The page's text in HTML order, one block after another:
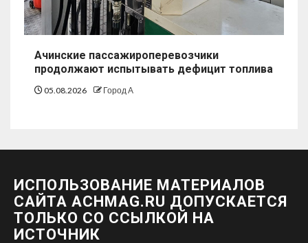
Ачинские пассажироперевозчики
продолжают испытывать дефицит топлива
05.08.2026 Город А
ИСПОЛЬЗОВАНИЕ МАТЕРИАЛОВ
САЙТА ACHMAG.RU ДОПУСКАЕТСЯ
ТОЛЬКО СО ССЫЛКОЙ НА
ИСТОЧНИК